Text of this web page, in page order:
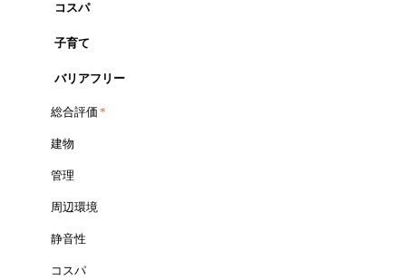
コスパ
子育て
バリアフリー
総合評価 *
建物
管理
周辺環境
静音性
コスパ